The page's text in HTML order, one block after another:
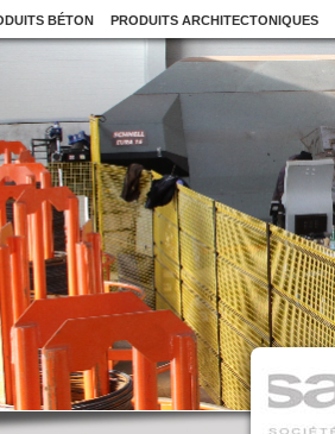
BÉTON PRODUITS ARCHITECTONIQUES